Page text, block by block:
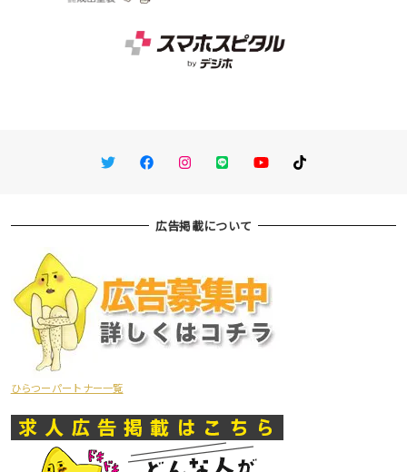
TwitterFacebookInstagram
LINE You TubeTikTok
広告掲載について
ひらつーパートナー一覧